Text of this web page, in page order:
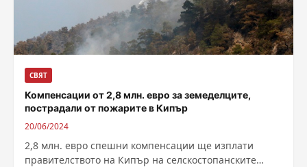
СВЯТ
Компенсации от 2,8 млн. евро за земеделците,
пострадали от пожарите в Кипър
20/06/2024
2,8 млн. евро спeшни компенсации ще изплати
правителството на Кипър на селскостопанските